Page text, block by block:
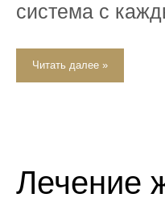
система с
Читать далее »
Лечение